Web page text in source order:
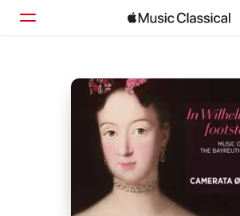
主页